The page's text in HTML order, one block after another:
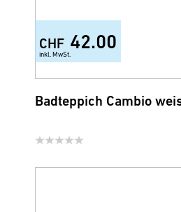
+3
CHF 42.00
inkl. MwSt.
Badteppich Cambio